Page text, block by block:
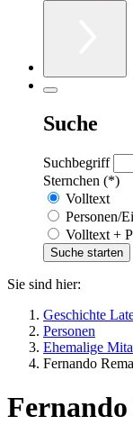
Suche
Suchbegriff
Sternchen (*)
Volltext
Personen/
Volltext +
Sie sind hier:
Geschichte
Personen
Ehemalige
Fernando
Fernando